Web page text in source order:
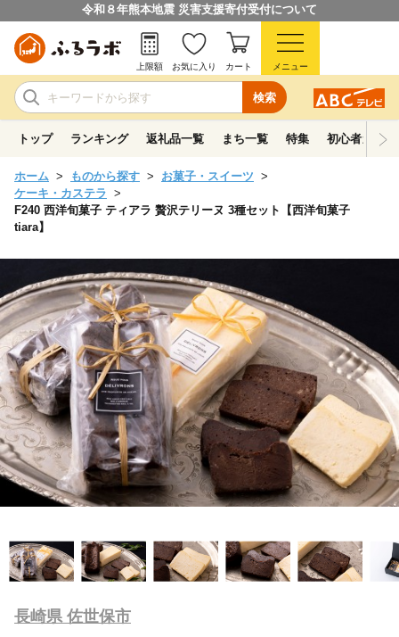
令和８年熊本地震 災害支援寄付受付について
検索
上限額 お気に入り カート メニュー
トップ ランキング 返礼品一覧 まち一覧 特集 初心者ガイド
ホーム ものから探す
お菓子・スイーツ
ケーキ・カステラ
F240 西洋旬菓子 ティアラ 贅沢テリーヌ 3種セット【西洋旬菓子
tiara】
長崎県 佐世保市